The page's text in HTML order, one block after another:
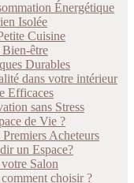
Énergétique
Isolée
Cuisine
être
Durables
dans votre intérieur
Efficaces
sans Stress
de Vie ?
Acheteurs
un Espace?
Salon
choisir ?